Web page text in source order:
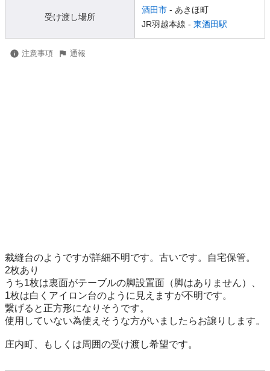
受け渡し場所
酒田市 - あきほ町
JR羽越本線 - 東酒田駅
注意事項 通報
裁縫台のようですが詳細不明です。古いです。自宅保管。
2枚あり
うち1枚は裏面がテーブルの脚設置面（脚はありません）、
1枚は白くアイロン台のように見えますが不明です。
繋げると正方形になりそうです。
使用していない為使えそうな方がいましたらお譲りします。
庄内町、もしくは周囲の受け渡し希望です。